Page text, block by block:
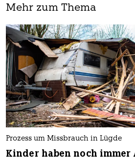
Mehr zum Thema
Prozess um Missbrauch in Lügde
Kinder haben noch immer